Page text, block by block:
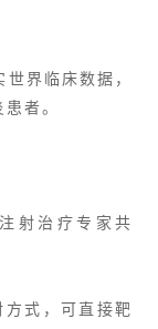
界临床数据，
者。
射治疗专家共
方式，可直接靶